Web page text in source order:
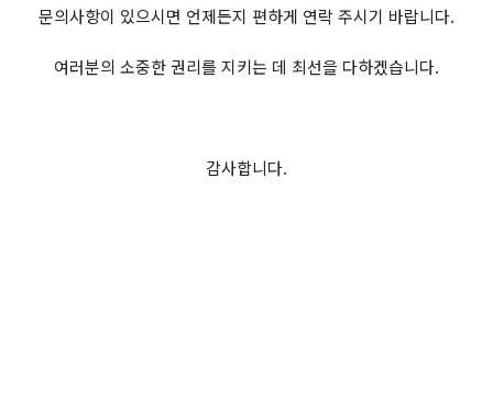
문의사항이 있으시면 언제든지 편하게 연락 주시기 바랍니다.
여러분의 소중한 권리를 지키는 데 최선을 다하겠습니다.
감사합니다.